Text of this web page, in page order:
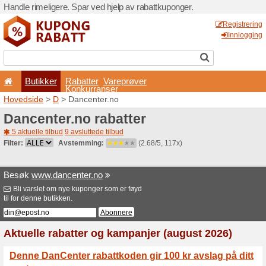
Handle rimeligere. Spar
Butikker
Hovedside>D>